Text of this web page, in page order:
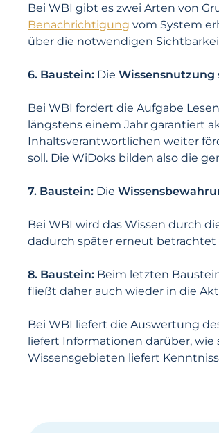
Bei WBI gibt es zwei Arten von
Benachrichtigung vom System
über die notwendigen
6. Baustein: Die Wissensnutzung
Bei WBI fordert die Aufgabe
längstens einem Jahr garantiert
Inhaltsverantwortlichen weiter
soll. Die WiDoks bilden also die
7. Baustein: Die
Bei WBI wird das Wissen durch
dadurch später erneut
8. Baustein: Beim letzten
fließt daher auch wieder in die
Bei WBI liefert die Auswertung
liefert Informationen darüber,
Wissensgebieten liefert